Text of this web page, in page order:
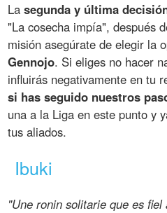
Lasegunda y última
"La cosecha impía", después
misión asegúrate de elegir la
Gennojo. Si eliges no hacer
influirás negativamente en tu
si has seguido nuestros
una a la Liga en este punto y
tus aliados.
Ibuki
"Une ronin solitarie que es fiel